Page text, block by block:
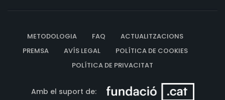
METODOLOGIA FAQ
ACTUALITZACIONS
PREMSA
AVÍS LEGAL
POLÍTICA DE COOKIES
POLÍTICA DE PRIVACITAT
Amb el suport de: